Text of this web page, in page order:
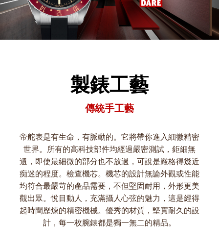
製錶工藝
傳統手工藝
帝舵表是有生命，有脈動的。它將帶你進入細微精密
世界。所有的高科技部件均經過嚴密測試，鉅細無
遺，即使最細微的部分也不放過，可說是嚴格得幾近
痴迷的程度。檢查機芯。機芯的設計無論外觀或性能
均符合最嚴苛的產品需要，不但堅固耐用，外形更美
觀出眾。悅目動人，充滿攝人心弦的魅力，這是經得
起時間歷煉的精密機械。優秀的材質，堅實耐久的設
計，每一枚腕錶都是獨一無二的精品。